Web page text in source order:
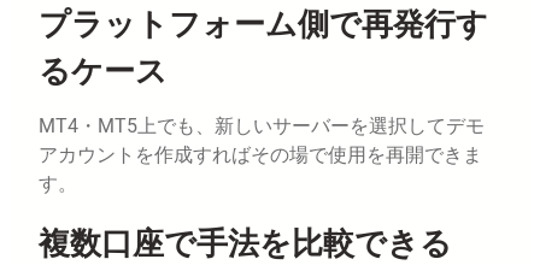
プラットフォーム側で再発行す
るケース
MT4・MT5上でも、新しいサーバーを選択してデモ
アカウントを作成すればその場で使用を再開できま
す。
複数口座で手法を比較できる